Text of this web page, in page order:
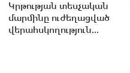
Կրթության տեսչական
մարմինը ուժեղացված
վերահսկողություն...